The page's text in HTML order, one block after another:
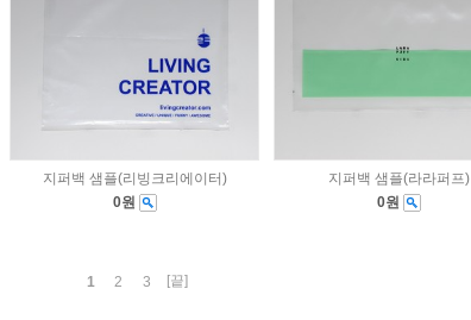
지퍼백 샘플(리빙크리에이터)
0원
지퍼백 샘플(라라퍼프)
0원
1 2 3 [끝]